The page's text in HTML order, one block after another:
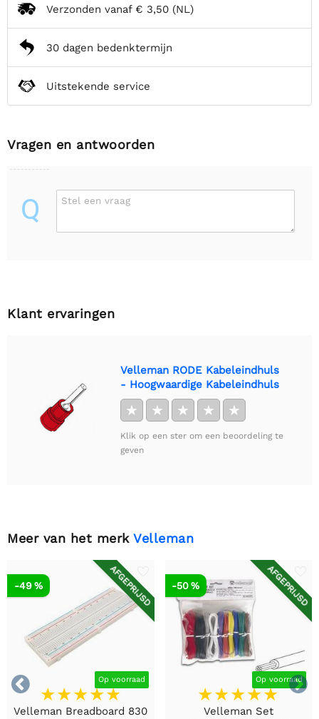
Verzonden vanaf € 3,50 (NL)
30 dagen bedenktermijn
Uitstekende service
Vragen en antwoorden
Q Stel een vraag
Klant ervaringen
Velleman RODE Kabeleindhuls
- Hoogwaardige Kabeleindhuls
★ ★ ★ ★ ★
Klik op een ster om een beoordeling te
geven
Meer van het merk Velleman


AFGEPRIJSD
Op voorraad
-49 %
Velleman Breadboard 830
AFGEPRIJSD
Op voorraad
-50 %
Velleman Set